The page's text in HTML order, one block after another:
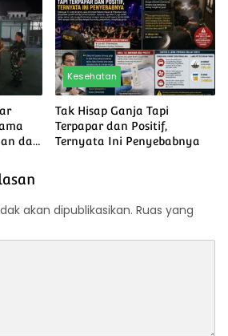
dan
Kesehatan
Tak Hisap Ganja Tapi
Terpapar dan Positif,
Ternyata Ini Penyebabnya
akan dipublikasikan. Ruas yang